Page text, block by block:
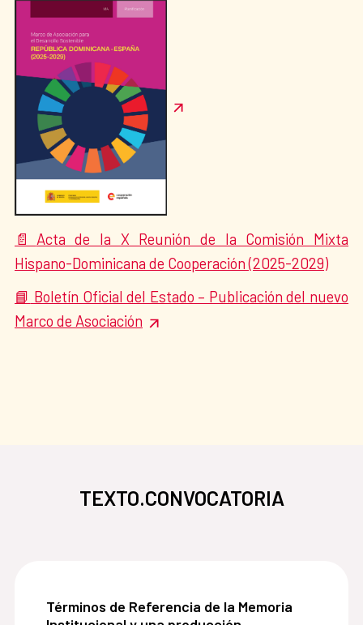
📄 Acta de la X Reunión de la Comisión Mixta
Hispano-Dominicana de Cooperación (2025-2029)
📘 Boletín Oficial del Estado – Publicación del nuevo
Marco de Asociación
TEXTO.CONVOCATORIA
Términos de Referencia de la Memoria
Términos de Referencia de la Memoria